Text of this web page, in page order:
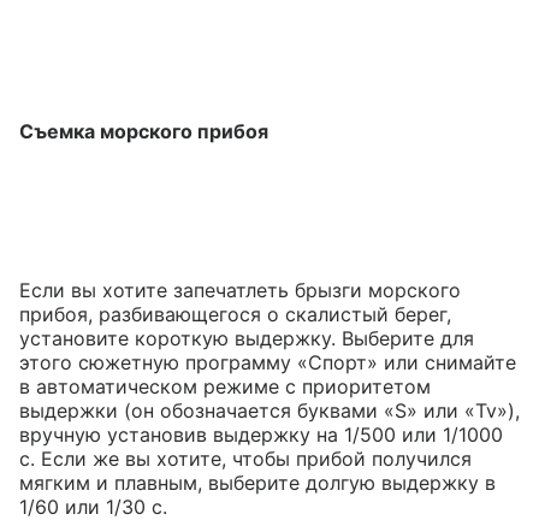
Съемка морского прибоя
Если вы хотите запечатлеть брызги морского
прибоя, разбивающегося о скалистый берег,
установите короткую выдержку. Выберите для
этого сюжетную программу «Спорт» или снимайте
в автоматическом режиме с приоритетом
выдержки (он обозначается буквами «S» или «Tv»),
вручную установив выдержку на 1/500 или 1/1000
с. Если же вы хотите, чтобы прибой получился
мягким и плавным, выберите долгую выдержку в
1/60 или 1/30 с.